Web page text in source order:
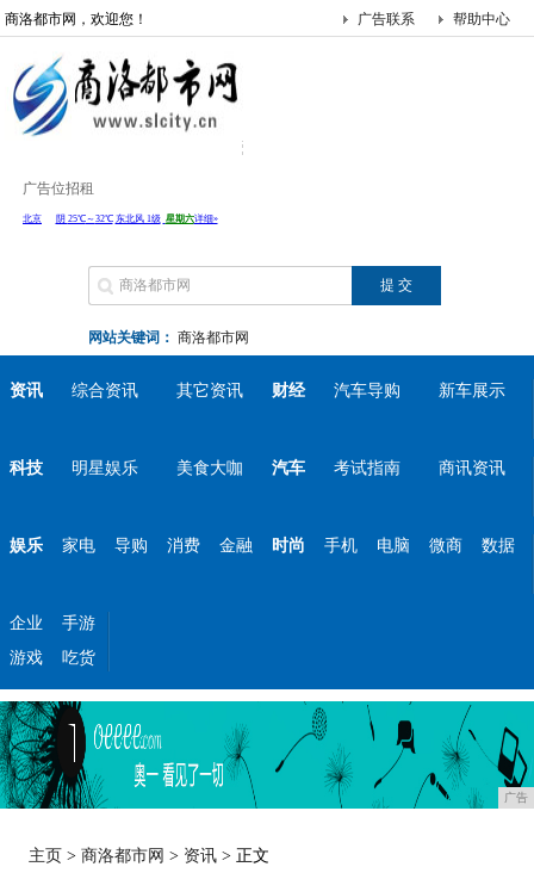
商洛都市网，欢迎您！ 帮助中心
广告联系
广告位招租
网站关键词： 商洛都市网
资讯 综合资讯 其它资讯 财经 汽车导购 新车展示
科技 明星娱乐 美食大咖 汽车 考试指南 商讯资讯
娱乐 家电 导购 消费 金融 时尚 手机 电脑 微商 数据
企业
手游
游戏
吃货
广告
主页 >商洛都市网 > 资讯 > 正文